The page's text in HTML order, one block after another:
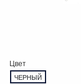
Цвет
ЧЕРНЫЙ